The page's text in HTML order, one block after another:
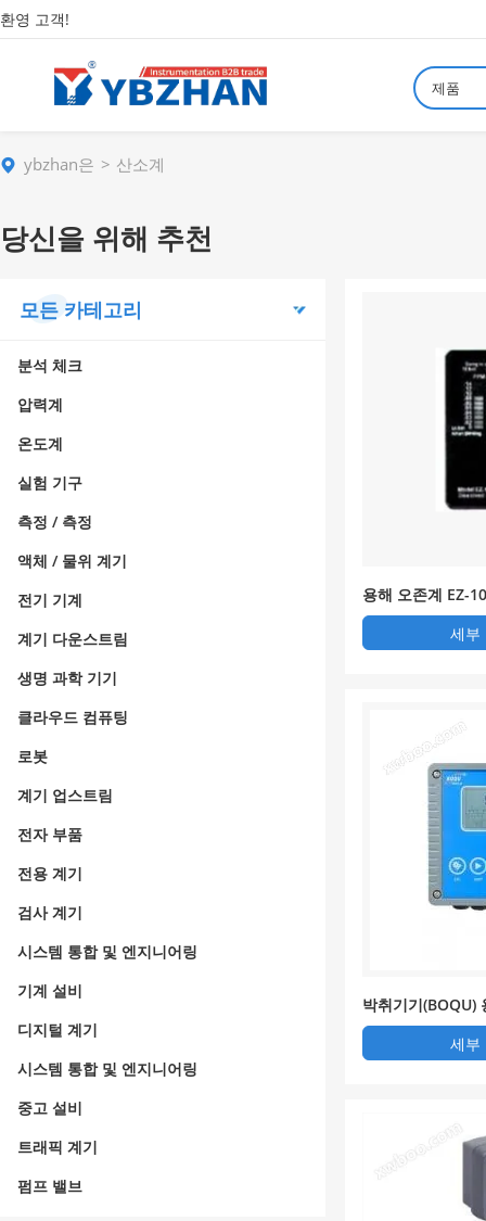
환영 고객!
제품
ybzhan은 산소계
당신을 위해 추천
모든 카테고리
분석 체크
압력계
온도계
실험 기구
측정 / 측정
액체 / 물위 계기
전기 기계
계기 다운스트림
생명 과학 기기
클라우드 컴퓨팅
로봇
계기 업스트림
전자 부품
전용 계기
검사 계기
시스템 통합 및 엔지니어링
기계 설비
디지털 계기
시스템 통합 및 엔지니어링
중고 설비
트래픽 계기
펌프 밸브
용해 오존계 EZ-
세부
박취기기(BOQU)
기 - 용존산소기
세부